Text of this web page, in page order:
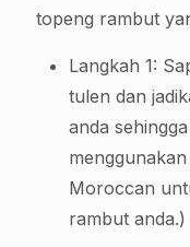
topeng rambut
Langkah 1:
tulen dan
anda
Moroccan
rambut anda.)